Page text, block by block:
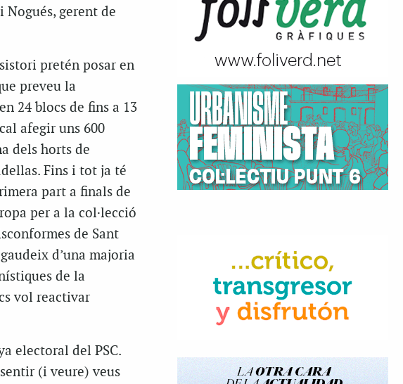
gerent de
pretén posar en
preveu la
24 blocs de fins a 13
afegir uns 600
dels horts de
Fins i tot ja té
part a finals de
per a la col·lecció
de Sant
d’una majoria
de la
vol reactivar
electoral del PSC.
(i veure) veus